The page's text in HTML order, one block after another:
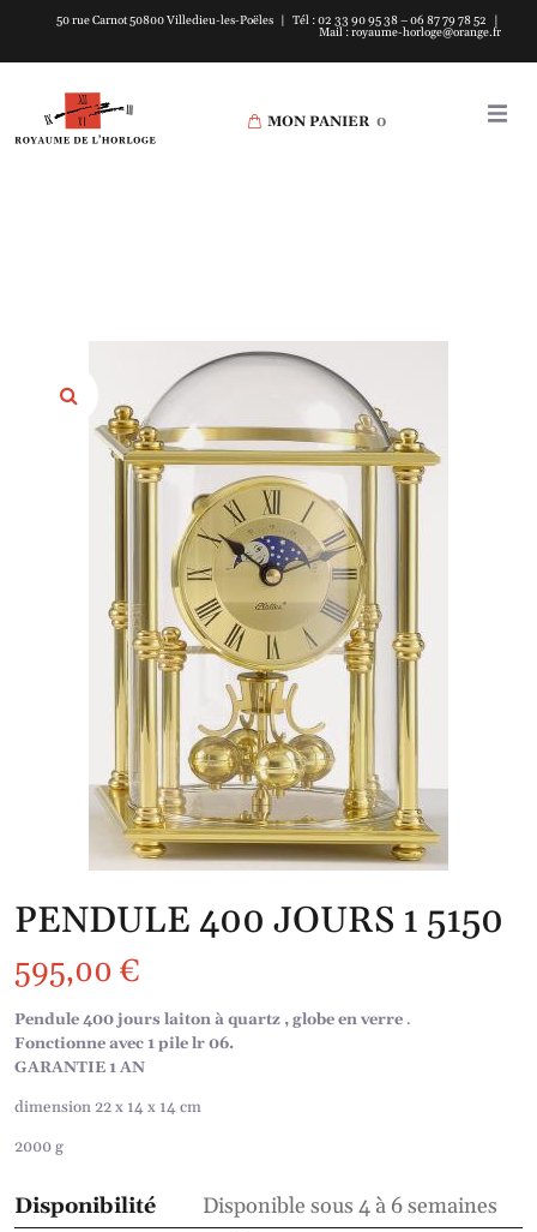
50 rue Carnot 50800 Villedieu-les-Poëles | Tél : 02 33 90 95 38 – 06 87 79 78 52 |
Mail : royaume-horloge@orange.fr
MON PANIER 0
PENDULE 400 JOURS 1 5150
595,00 €
Pendule 400 jours laiton à quartz , globe en verre .
Fonctionne avec 1 pile lr 06.
GARANTIE 1 AN
dimension 22 x 14 x 14 cm
2000 g
Disponibilité
Disponible sous 4 à 6 semaines